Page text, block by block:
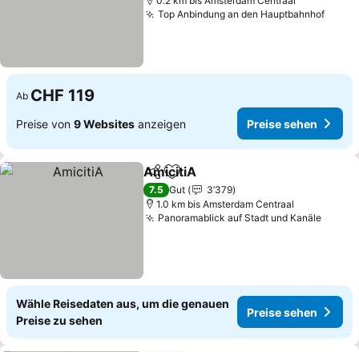
Top Anbindung an den Hauptbahnhof
Ab CHF 119
Preise von 9 Websites anzeigen Preise sehen
TeilenZu Favoriten hinzufügen
AmicitiA
7.5 Gut
3’379
1.0 km bis Amsterdam Centraal
Panoramablick auf Stadt und Kanäle
Wähle Reisedaten aus, um die genauen
Preise zu sehen
Preise sehen